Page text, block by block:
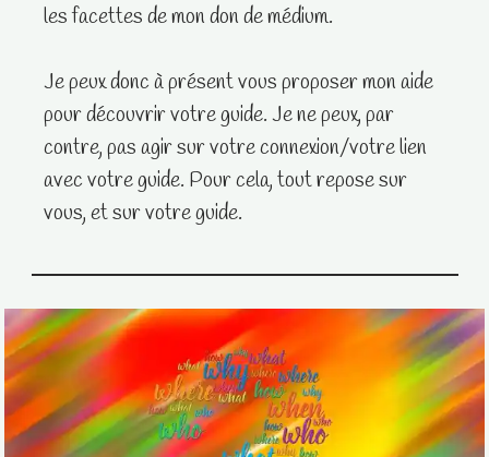
les facettes de mon don de médium.
Je peux donc à présent vous proposer mon aide
pour découvrir votre guide. Je ne peux, par
contre, pas agir sur votre connexion/votre lien
avec votre guide. Pour cela, tout repose sur
vous, et sur votre guide.